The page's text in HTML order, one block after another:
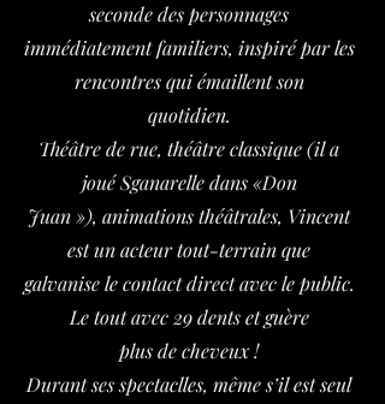
seconde des personnages
immédiatement familiers, inspiré par les
rencontres qui émaillent son
quotidien.
Théâtre de rue, théâtre classique (il a
joué Sganarelle dans «Don
Juan »), animations théâtrales, Vincent
est un acteur tout-terrain que
galvanise le contact direct avec le public.
Le tout avec 29 dents et guère
plus de cheveux !
Durant ses spectaclles, même s’il est seul